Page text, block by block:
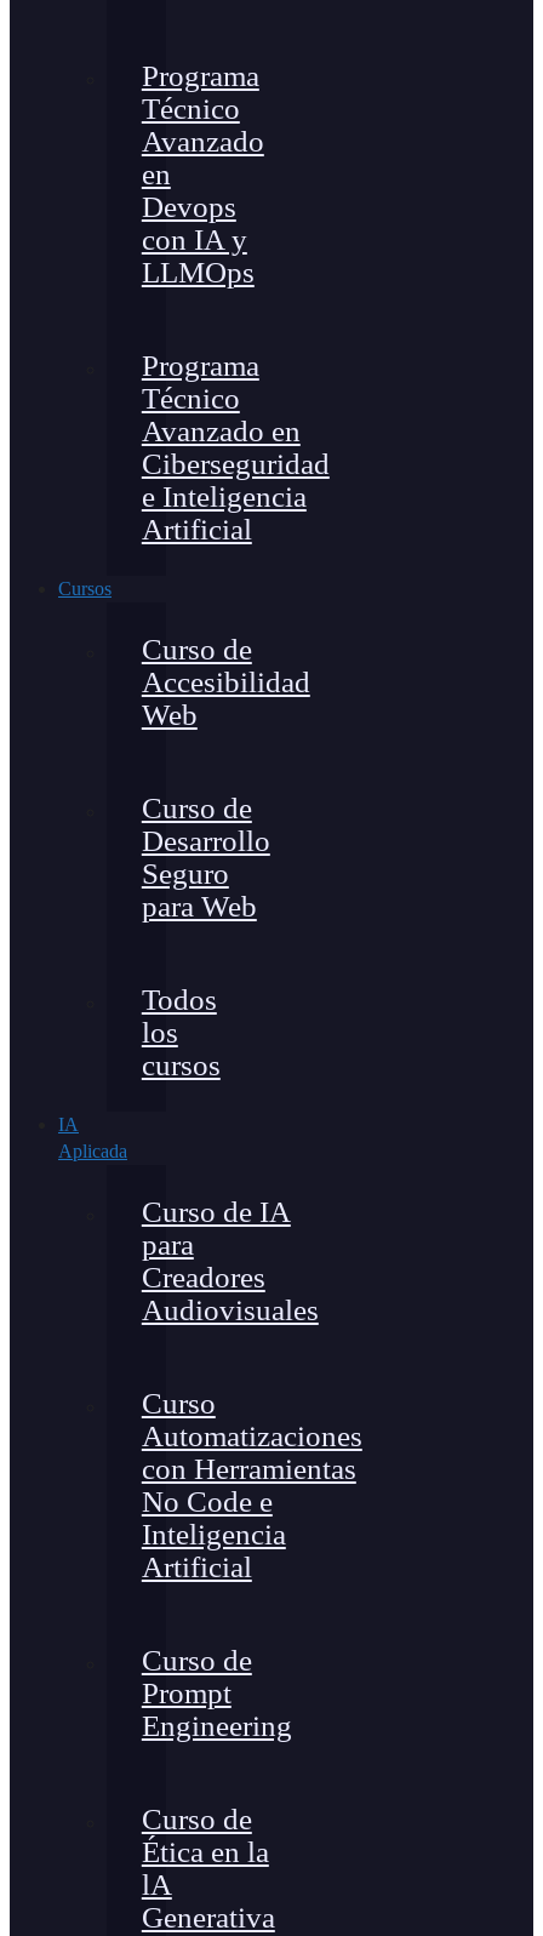
Programa
Técnico
Avanzado
en
Devops
con IA y
LLMOps
Programa
Técnico
Avanzado en
Ciberseguridad
e Inteligencia
Artificial
Cursos
Curso de
Accesibilidad
Web
Curso de
Desarrollo
Seguro
para Web
Todos
los
cursos
IA
Aplicada
Curso de IA
para
Creadores
Audiovisuales
Curso
Automatizaciones
con Herramientas
No Code e
Inteligencia
Artificial
Curso de
Prompt
Engineering
Curso de
Ética en la
lA
Generativa